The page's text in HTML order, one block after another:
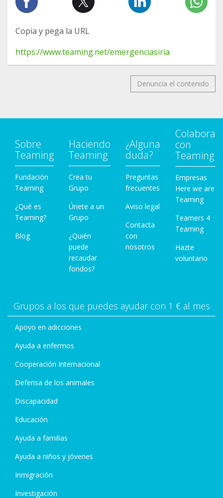
Copia y pega la URL
https://www.teaming.net/emergenciasiria
Denuncia el contenido
Sobre
Teaming
Fundación
Teaming
¿Qué es
Teaming?
Blog
Haciendo
Teaming
Crea tu
Grupo
Únete a un
Grupo
¿Quién
puede
recaudar
fondos?
¿Alguna
duda?
Preguntas
frecuentes
Aviso legal
Contacta
con
nosotros
Colabora
con
Teaming
Empresas
Here we are
Teaming
Teamers 4
Teaming
Hazte
voluntario
Grupos a los que puedes ayudar con 1 € al mes
Apoyo en adicciones
Ayuda a enfermos
Cooperación Internacional
Defensa de los animales
Discapacidad
Educación
Ayuda a familias
Ayuda a niños y jóvenes
Inmigración
Investigación